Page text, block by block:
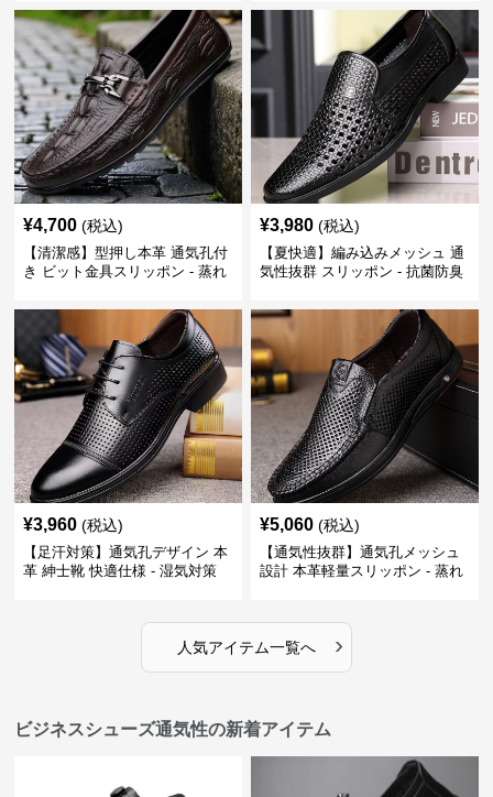
い 営業
¥4,700 (税込)
【清潔感】型押し本革 通気孔付
き ビット金具スリッポン - 蒸れ
¥3,980 (税込)
【夏快適】編み込みメッシュ 通
気性抜群 スリッポン - 抗菌防臭
¥3,960 (税込)
【足汗対策】通気孔デザイン 本
革 紳士靴 快適仕様 - 湿気対策
¥5,060 (税込)
【通気性抜群】通気孔メッシュ
設計 本革軽量スリッポン - 蒸れ
人気アイテム一覧へ ›
ビジネスシューズ通気性の新着アイテム